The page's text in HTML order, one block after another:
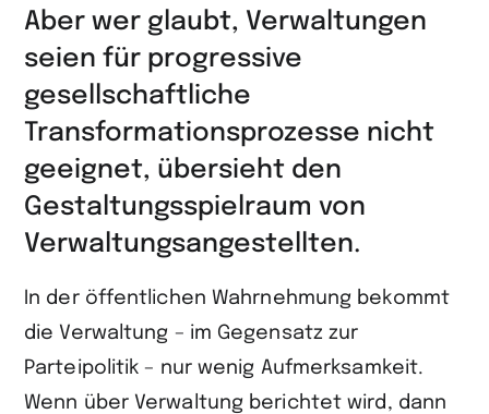
Aber wer glaubt, Verwaltungen
seien für progressive
gesellschaftliche
Transformations­prozesse nicht
geeignet, übersieht den
Gestaltungs­spielraum von
Verwaltungsangestellten.
In der öffentlichen Wahrnehmung bekommt
die Verwaltung – im Gegensatz zur
Parteipolitik – nur wenig Aufmerksamkeit.
Wenn über Verwaltung berichtet wird, dann